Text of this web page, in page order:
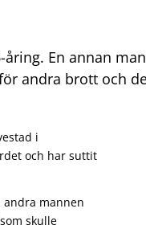
En annan man
andra brott och
i
och har suttit
andra mannen
skulle